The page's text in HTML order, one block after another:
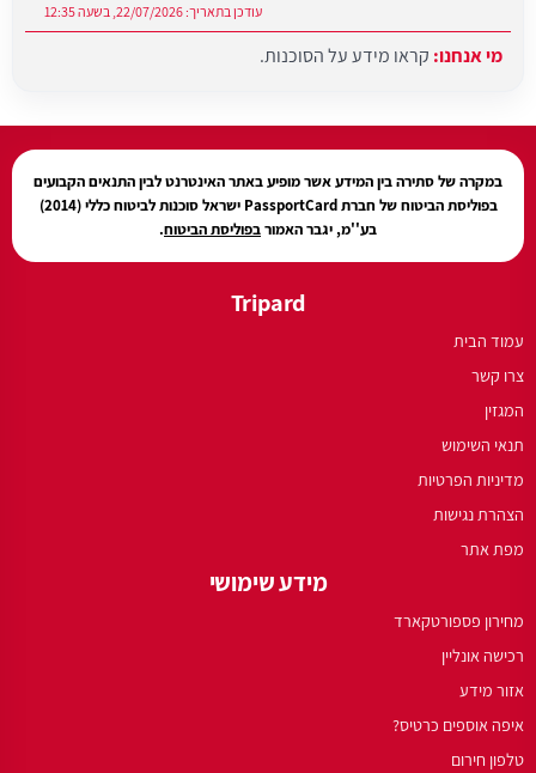
עודכן בתאריך: 22/07/2026, בשעה 12:35
מי אנחנו: קראו מידע על הסוכנות.
במקרה של סתירה בין המידע אשר מופיע באתר האינטרנט לבין התנאים הקבועים
בפוליסת הביטוח של חברת PassportCard ישראל סוכנות לביטוח כללי (2014)
בע''מ, יגבר האמורבפוליסת הביטוח.
Tripard
עמוד הבית
צרו קשר
המגזין
תנאי השימוש
מדיניות הפרטיות
הצהרת נגישות
מפת אתר
מידע שימושי
מחירון פספורטקארד
רכישה אונליין
אזור מידע
איפה אוספים כרטיס?
טלפון חירום